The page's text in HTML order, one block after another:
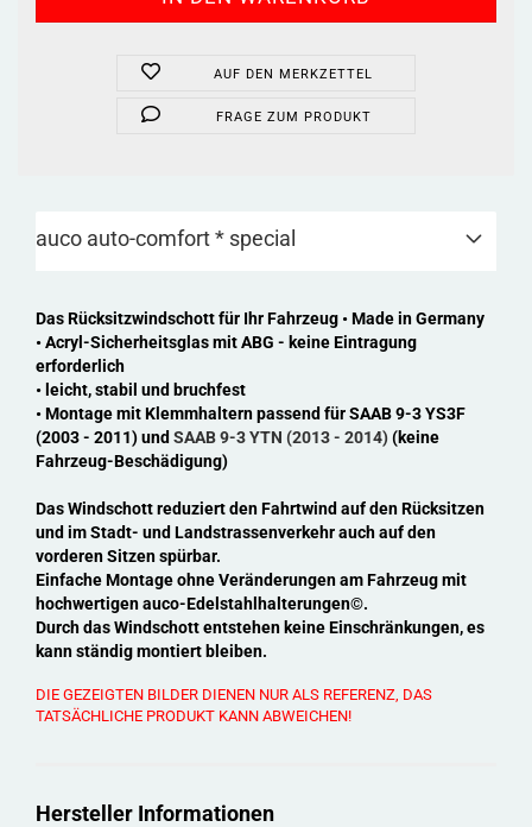
AUF DEN MERKZETTEL
FRAGE ZUM PRODUKT
auco auto-comfort * special
Das Rücksitzwindschott für Ihr Fahrzeug • Made in Germany
•Acryl-Sicherheitsglas mit ABG - keine Eintragung
erforderlich
• leicht, stabil und bruchfest
• Montage mit Klemmhaltern passend für SAAB 9-3 YS3F
(2003 - 2011) und SAAB 9-3 YTN (2013 - 2014)(keine
Fahrzeug-Beschädigung)
Das Windschott reduziert den Fahrtwind auf den Rücksitzen
und im Stadt- und Landstrassenverkehr auch auf den
vorderen Sitzen spürbar.
Einfache Montage ohne Veränderungen am Fahrzeug mit
hochwertigen auco-Edelstahlhalterungen©.
Durch das Windschott entstehen keine Einschränkungen, es
kann ständig montiert bleiben.
DIE GEZEIGTEN BILDER DIENEN NUR ALS REFERENZ, DAS
TATSÄCHLICHE PRODUKT KANN ABWEICHEN!
Hersteller Informationen